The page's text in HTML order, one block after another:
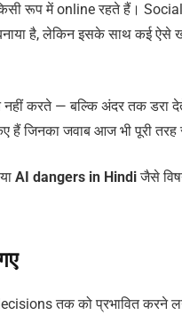
रूप में online रहते हैं।
है, लेकिन इसके साथ कई ऐसे
नहीं करते — बल्कि अंदर तक डरा
जिनका जवाब आज भी पूरी तरह
याAI dangers in Hindiजैसे
तक को प्रभावित करने